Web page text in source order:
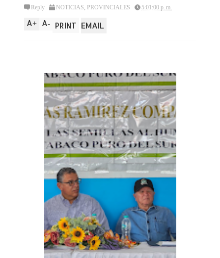
Reply NOTICIAS, PROVINCIALES 5:01:00 p. m.
A+ A- PRINT EMAIL